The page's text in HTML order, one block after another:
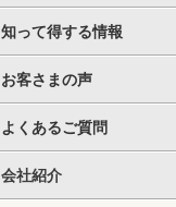
知って得する情報
お客さまの声
よくあるご質問
会社紹介